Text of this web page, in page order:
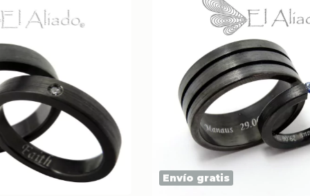
Envío gratis